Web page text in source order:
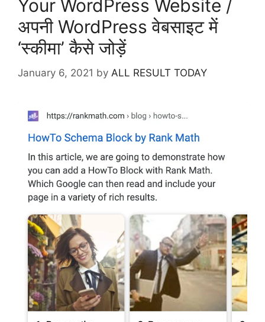
Your WordPress Website /
अपनी WordPress वेबसाइट में
‘स्कीमा’ कैसे जोड़ें
January 6, 2021 by ALL RESULT TODAY